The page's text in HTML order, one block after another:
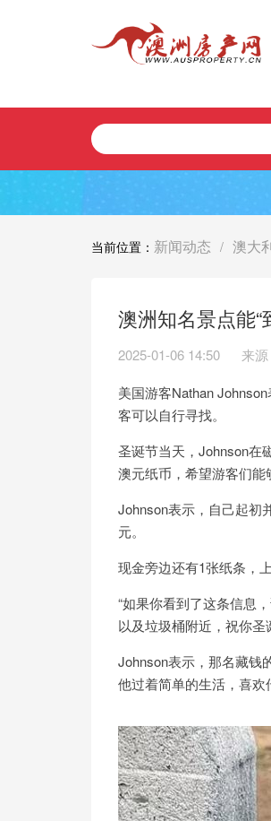
当前位置： 新闻动态 / 澳大
澳洲知名景点能
2025-01-06 14:50 来
美国游客Nathan
客可以自行寻找。
圣诞节当天，Johnson在
澳元纸币，希望游客们能
Johnson表示，自己起初
元。
现金旁边还有1张纸条，
“如果你看到了这条信息
以及垃圾桶附近，祝你圣
Johnson表示，那名藏钱
他过着简单的生活，喜欢